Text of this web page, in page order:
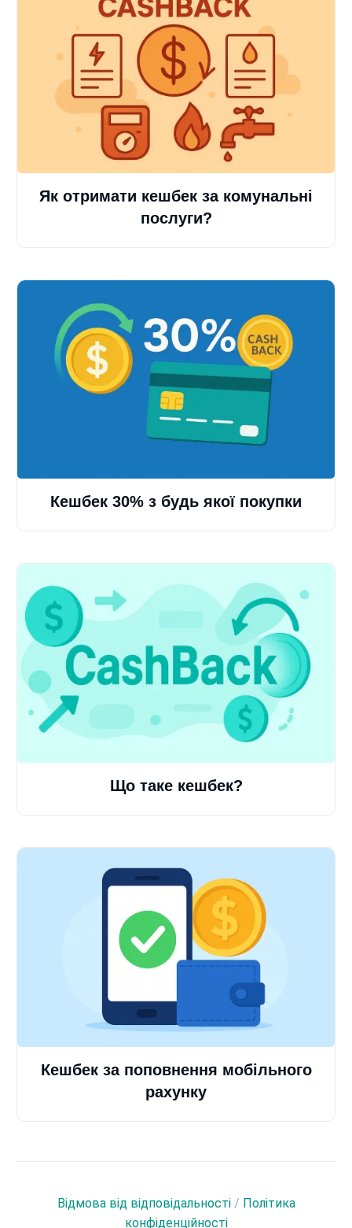
Як отримати кешбек за комунальні
послуги?
Кешбек 30% з будь якої покупки
Що таке кешбек?
Кешбек за поповнення мобільного
рахунку
Відмова від відповідальності/ Політика
конфіденційності